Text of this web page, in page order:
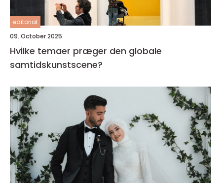
editorial
09. October 2025
Hvilke temaer præger den globale
samtidskunstscene?